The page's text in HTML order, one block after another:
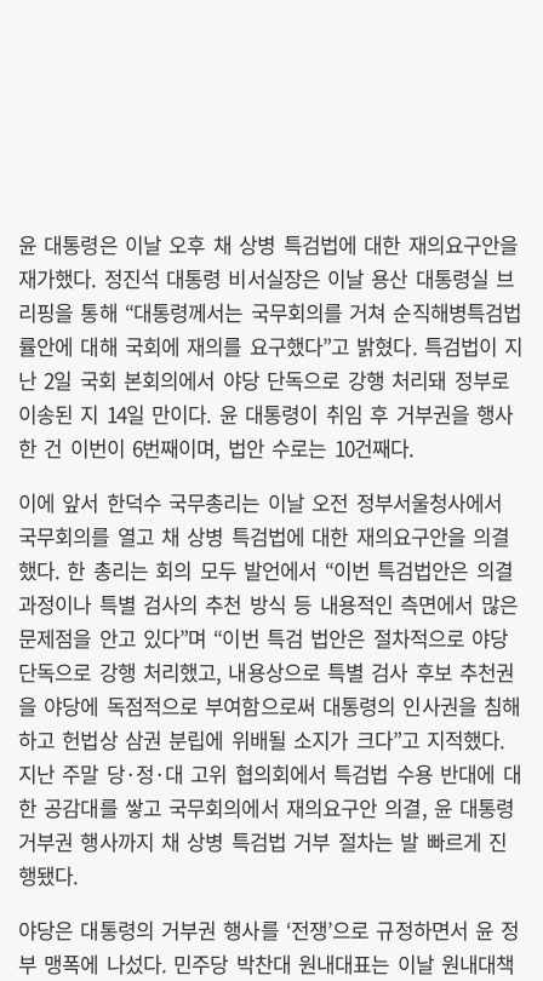
윤 대통령은 이날 오후 채 상병 특검법에 대한 재의요구안을
재가했다. 정진석 대통령 비서실장은 이날 용산 대통령실 브
리핑을 통해 “대통령께서는 국무회의를 거쳐 순직해병특검법
률안에 대해 국회에 재의를 요구했다”고 밝혔다. 특검법이 지
난 2일 국회 본회의에서 야당 단독으로 강행 처리돼 정부로
이송된 지 14일 만이다. 윤 대통령이 취임 후 거부권을 행사
한 건 이번이 6번째이며, 법안 수로는 10건째다.
이에 앞서 한덕수 국무총리는 이날 오전 정부서울청사에서
국무회의를 열고 채 상병 특검법에 대한 재의요구안을 의결
했다. 한 총리는 회의 모두 발언에서 “이번 특검법안은 의결
과정이나 특별 검사의 추천 방식 등 내용적인 측면에서 많은
문제점을 안고 있다”며 “이번 특검 법안은 절차적으로 야당
단독으로 강행 처리했고, 내용상으로 특별 검사 후보 추천권
을 야당에 독점적으로 부여함으로써 대통령의 인사권을 침해
하고 헌법상 삼권 분립에 위배될 소지가 크다”고 지적했다.
지난 주말 당·정·대 고위 협의회에서 특검법 수용 반대에 대
한 공감대를 쌓고 국무회의에서 재의요구안 의결, 윤 대통령
거부권 행사까지 채 상병 특검법 거부 절차는 발 빠르게 진
행됐다.
야당은 대통령의 거부권 행사를 ‘전쟁’으로 규정하면서 윤 정
부 맹폭에 나섰다. 민주당 박찬대 원내대표는 이날 원내대책